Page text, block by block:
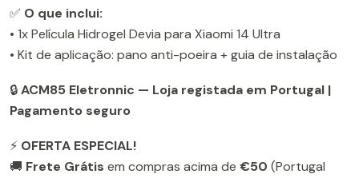
✅ O que inclui:
• 1x Película Hidrogel Devia para Xiaomi 14 Ultra
• Kit de aplicação: pano anti-poeira + guia de instalação
🔒ACM85 Eletronnic — Loja registada em Portugal |
Pagamento seguro
⚡ OFERTA ESPECIAL!
🚚 Frete Grátis em compras acima de €50 (Portugal